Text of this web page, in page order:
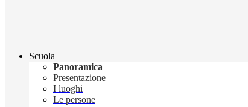
Scuola
Panoramica
Presentazione
I luoghi
Le persone